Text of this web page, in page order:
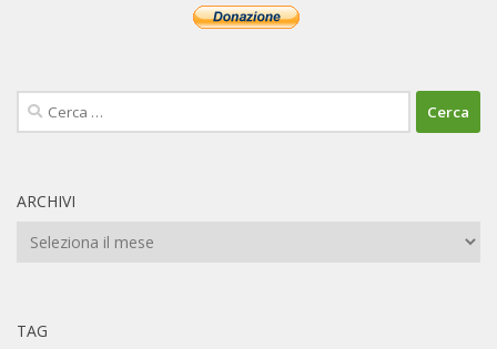
Ricerca
per:
ARCHIVI
Archivi
TAG